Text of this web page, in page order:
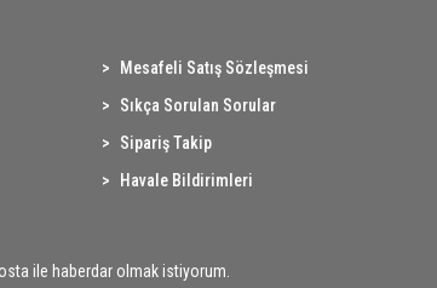
Mesafeli Satış Sözleşmesi
Sıkça Sorulan Sorular
Sipariş Takip
Havale Bildirimleri
ile haberdar olmak istiyorum.